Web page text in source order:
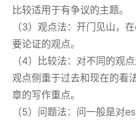
比较适用于有争议的主题。
（3）观点法：开门见山，
要论证的观点。
（4）比较法：对不同的观
观点侧重于过去和现在的看
章的写作重点。
（5）问题法：问一般是对